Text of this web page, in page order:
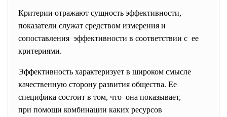
Критерии отражают сущность эффективности,
показатели служат средством измерения и
сопоставления эффективности в соответствии с ее
критериями.
Эффективность характеризует в широком смысле
качественную сторону развития общества. Ее
специфика состоит в том, что она показывает,
при помощи комбинации каких ресурсов